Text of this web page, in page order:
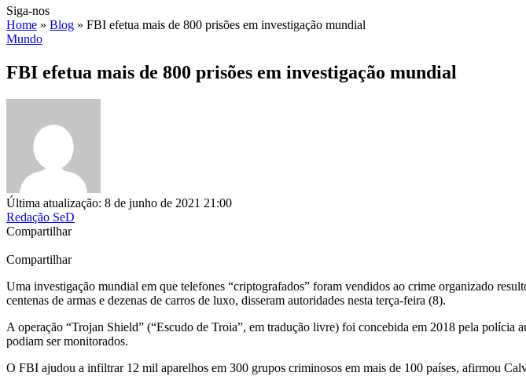
Siga-nos
Home » Blog » FBI efetua mais de 800 prisões em investigação mundial
Mundo
FBI efetua mais de 800 prisões em investigação mundial
Última atualização: 8 de junho de 2021 21:00
Redação SeD
Compartilhar
Compartilhar
Uma investigação mundial em que telefones “criptografados” foram vendidos ao crime organizado
centenas de armas e dezenas de carros de luxo, disseram autoridades nesta terça-feira (8).
A operação “Trojan Shield” (“Escudo de Troia”, em tradução livre) foi concebida em 2018 pela polícia
podiam ser monitorados.
O FBI ajudou a infiltrar 12 mil aparelhos em 300 grupos criminosos em mais de 100 países, afirmou